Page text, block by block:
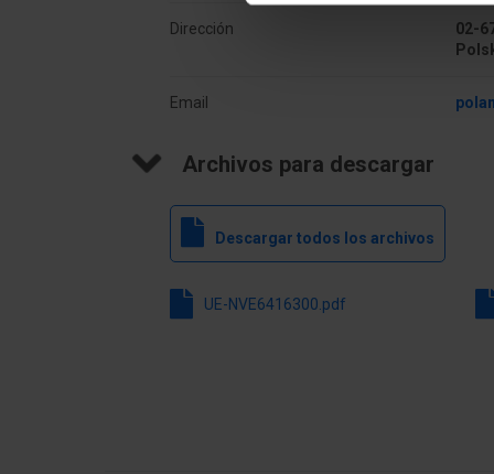
Dirección
02-
Email
Archivos para descargar
Descargar todos los archivos
UE-NVE6416300.pdf